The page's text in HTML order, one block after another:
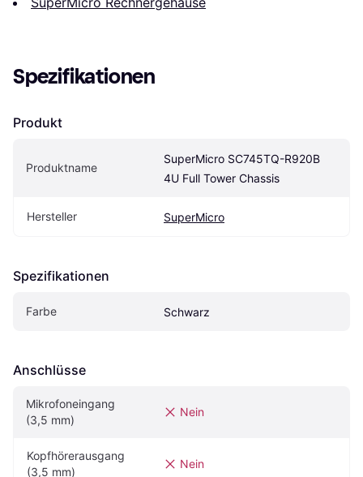
Spezifikationen
Produkt
Produktname
SuperMicro SC745TQ-R920B
4U Full Tower Chassis
Hersteller SuperMicro
Spezifikationen
Farbe Schwarz
Anschlüsse
Mikrofoneingang
(3,5 mm)
Nein
Kopfhörerausgang
(3,5 mm)
Nein